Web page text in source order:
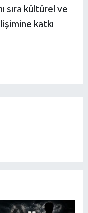
sıra kültürel ve
katkı